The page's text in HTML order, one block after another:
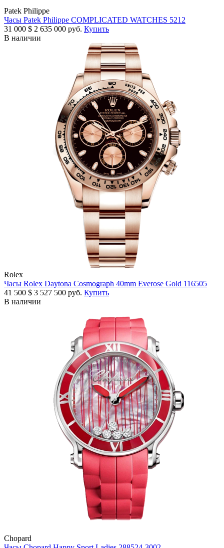
Patek Philippe
Часы Patek Philippe COMPLICATED WATCHES 5212
31 000 $ 2 635 000 руб. Купить
В наличии
Rolex
Часы Rolex Daytona Cosmograph 40mm Everose Gold 116505
41 500 $ 3 527 500 руб. Купить
В наличии
Chopard